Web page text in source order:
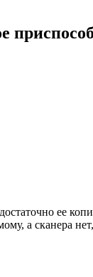
ее
а сканера